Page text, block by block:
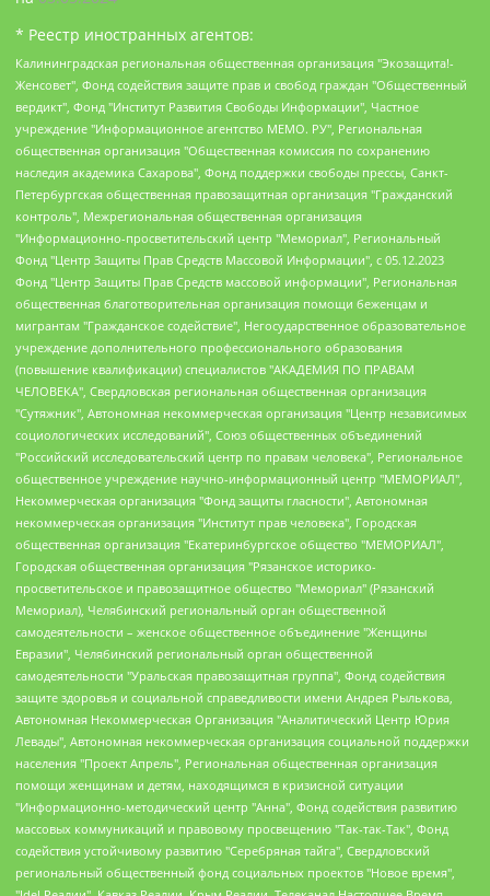
* Реестр иностранных агентов:
Калининградская региональная общественная организация "Экозащита!-Женсовет", Фонд содействия защите прав и свобод граждан "Общественный вердикт", Фонд "Институт Развития Свободы Информации", Частное учреждение "Информационное агентство МЕМО. РУ", Региональная общественная организация "Общественная комиссия по сохранению наследия академика Сахарова", Фонд поддержки свободы прессы, Санкт-Петербургская общественная правозащитная организация "Гражданский контроль", Межрегиональная общественная организация "Информационно-просветительский центр "Мемориал", Региональный Фонд "Центр Защиты Прав Средств Массовой Информации", с 05.12.2023 Фонд "Центр Защиты Прав Средств массовой информации", Региональная общественная благотворительная организация помощи беженцам и мигрантам "Гражданское содействие", Негосударственное образовательное учреждение дополнительного профессионального образования (повышение квалификации) специалистов "АКАДЕМИЯ ПО ПРАВАМ ЧЕЛОВЕКА", Свердловская региональная общественная организация "Сутяжник", Автономная некоммерческая организация "Центр независимых социологических исследований", Союз общественных объединений "Российский исследовательский центр по правам человека", Региональное общественное учреждение научно-информационный центр "МЕМОРИАЛ", Некоммерческая организация "Фонд защиты гласности", Автономная некоммерческая организация "Институт прав человека", Городская общественная организация "Екатеринбургское общество "МЕМОРИАЛ", Городская общественная организация "Рязанское историко-просветительское и правозащитное общество "Мемориал" (Рязанский Мемориал), Челябинский региональный орган общественной самодеятельности – женское общественное объединение "Женщины Евразии", Челябинский региональный орган общественной самодеятельности "Уральская правозащитная группа", Фонд содействия защите здоровья и социальной справедливости имени Андрея Рылькова, Автономная Некоммерческая Организация "Аналитический Центр Юрия Левады", Автономная некоммерческая организация социальной поддержки населения "Проект Апрель", Региональная общественная организация помощи женщинам и детям, находящимся в кризисной ситуации "Информационно-методический центр "Анна", Фонд содействия развитию массовых коммуникаций и правовому просвещению "Так-так-Так", Фонд содействия устойчивому развитию "Серебряная тайга", Свердловский региональный общественный фонд социальных проектов "Новое время", "Idel.Реалии", Кавказ.Реалии, Крым.Реалии, Телеканал Настоящее Время, Татаро-башкирская служба Радио Свобода (Azatliq Radiosi), Радио Свободная Европа/Радио Свобода (PCE/PC), "Сибирь.Реалии", "Фактограф", Благотворительный фонд помощи осужденным и их семьям, Автономная некоммерческая организация "Институт глобализации и социальных движений", Фонд "В защиту прав заключенных", Частное учреждение "Центр поддержки и содействия развитию средств массовой информации", Пензенский региональный общественный благотворительный фонд "Гражданский союз", "Север.Реалии", Некоммерческая организация Фонд "Правовая инициатива", Общество с ограниченной ответственностью "Радио Свободная Европа/Радио Свобода", Чешское информационное агентство "MEDIUM-ORIENT", Красноярская региональная общественная организация "Мы против СПИДа", Камалягин Денис Николаевич, Маркелов Сергей Евгеньевич, Пономарев Лев Александрович, Савицкая Людмила Алексеевна, Автономная некоммерческая организация "Центр по работе с проблемой насилия "НАСИЛИЮ.НЕТ", Межрегиональный профессиональный союз работников здравоохранения "Альянс врачей", Юридическое лицо, зарегистрированное в Латвийской Республике, SIA "Medusa Project" (регистрационный номер 40103797863, дата регистрации 10.06.2014), Некоммерческая организация "Фонд по борьбе с коррупцией", Автономная некоммерческая организация "Институт права и публичной политики", Баданин Роман Сергеевич, Гликин Максим Александрович, Железнова Мария Михайловна, Лукьянова Юлия Сергеевна, Маетная Елизавета Витальевна, Маняхин Петр Борисович, Чуракова Ольга Владимировна, Ярош Юлия Петровна, Юридическое лицо "The Insider SIA", зарегистрированное в Риге, Латвийская Республика (дата регистрации 26.06.2015), являющееся администратором доменного имени интернет-издания "The Insider SIA", https://theins.ru, Постернак Алексей Евгеньевич, Рубин Михаил Аркадьевич, Анин Роман Александрович, Юридическое лицо Istories fonds, зарегистрированное в Латвийской Республике (регистрационный номер 50008295751, дата регистрации 24.02.2020), Великовский Дмитрий Александрович, Долинина Ирина Николаевна, Мароховская Алеся Алексеевна, Шлейнов Роман Юрьевич, Шмагун Олеся Валентиновна, Общество с ограниченной ответственностью "Альтаир 2021", Общество с ограниченной ответственностью "Вега 2021", Общество с ограниченной ответственностью "Главный редактор 2021", Общество с ограниченной ответственностью "Ромашки монолит", Важенков Артем Валерьевич, Ивановская областная общественная организация "Центр гендерных исследований", Гурман Юрий Альбертович, Медиапроект "ОВД-Инфо", Егоров Владимир Владимирович, Жилинский Владимир Александрович, Общество с ограниченной ответственностью "ЗП", Иванова София Юрьевна, Карезина Инна Павловна, Кильтау Екатерина Викторовна, Петров Алексей Викторович, Пискунов Сергей Евгеньевич, Смирнов Сергей Сергеевич, Тихонов Михаил Сергеевич, Общество с ограниченной ответственностью "ЖУРНАЛИСТ-ИНОСТРАННЫЙ АГЕНТ", Арапова Галина Юрьевна, Вольтская Татьяна Анатольевна, Американская компания "Mason G.E.S. Anonymous Foundation" (США), являющаяся владельцем интернет-издания https://mnews.world/, Компания "Stichting Bellingcat", зарегистрированная в Нидерландах (дата регистрации 11.07.2018), Захаров Андрей Вячеславович, Клепиковская Екатерина Дмитриевна, Общество с ограниченной ответственностью "МЕМО", Перл Роман Александрович, Симонов Евгений Алексеевич, Соловьева Елена Анатольевна, Сотников Даниил Владимирович, Сурначева Елизавета Дмитриевна, Автономная некоммерческая организация по защите прав человека и информированию населения "Якутия – Наше Мнение", Общество с ограниченной ответственностью "Москоу диджитал медиа", с 26.01.2023 Общество с ограниченной ответственностью "Чайка Белые сады", Ветошкина Валерия Валерьевна, Заговора Максим Александрович, Межрегиональное общественное движение "Российская ЛГБТ - сеть", Оленичев Максим Владимирович, Павлов Иван Юрьевич, Скворцова Елена Сергеевна, Общество с ограниченной ответственностью "Как бы инагент", Кочетков Игорь Викторович, Общество с ограниченной ответственностью "Честные выборы", Еланчик Олег Александрович, Общество с ограниченной ответственностью "Нобелевский призыв", Гималова Регина Эмилевна, Григорьев Андрей Валерьевич, Григорьева Алина Александровна, Ассоциация по содействию защите прав призывников, альтернативнослужащих и военнослужащих "Правозащитная группа "Гражданин.Армия.Право", Хисамова Регина Фаритовна, Автономная некоммерческая организация по реализации социально-правовых программ "Лилит", Дальневосточное общественное движение "Маяк", Санкт-Петербургская ЛГБТ-инициативная группа "Выход", Инициативная группа ЛГБТ+ "Реверс", Алексеев Андрей Викторович, Бекбулатова Таисия Львовна, Беляев Иван Михайлович, Владыкина Елена Сергеевна, Гельман Марат Александрович, Никульшина Вероника Юрьевна, Толоконникова Надежда Андреевна, Шендерович Виктор Анатольевич, Общество с ограниченной ответственностью "Данное сообщение", Общество с ограниченной ответственностью Издательский дом "Новая глава", Айнбиндер Александра Александровна, Московский комьюнити-центр для ЛГБТ+инициатив, Благотворительный фонд развития филантропии, Deutsche Welle (Германия, Kurt-Schumacher-Strasse 3, 53113 Bonn), Борзунова Мария Михайловна, Воробьев Виктор Викторович, Голубева Анна Львовна, Константинова Алла Михайловна, Малкова Ирина Владимировна, Мурадов Мурад Абдулгалимович, Осетинская Елизавета Николаевна, Понасенков Евгений Николаевич, Ганапольский Матвей Юрьевич, Киселев Евгений Алексеевич, Борухович Ирина Григорьевна, Дремин Иван Тимофеевич, Дубровский Дмитрий Викторович, Красноярская региональная общественная организация поддержки и развития альтернативных образовательных технологий и межкультурных коммуникаций "ИНТЕРРА", Маяковская Екатерина Алексеевна, Фейгин Марк Захарович, Филимонов Андрей Викторович, Дзугкоева Регина Николаевна, Доброхотов Роман Александрович, Дудь Юрий Александрович, Елкин Сергей Владимирович, Кругликов Кирилл Игоревич, Сабунаева Мария Леонидовна, Семенов Алексей Владимирович, Шаинян Карен Багратович, Шульман Екатерина Михайловна, Асафьев Артур Валерьевич, Вахштайн Виктор Семенович, Венедиктов Алексей Алексеевич, Лушникова Екатерина Евгеньевна, Волков Леонид Михайлович, Невзоров Александр Глебович, Пархоменко Сергей Борисович, Сироткин Ярослав Николаевич, Кара-Мурза Владимир Владимирович, Баранова Наталья Владимировна, Гозман Леонид Яковлевич, Кагарлицкий Борис Юльевич, Климарев Михаил Валерьевич, Милов Владимир Станиславович, Автономная некоммерческая организация Краснодарский центр современного искусства "Типография", Моргенштерн Алишер Тагирович, Соболь Любовь Эдуардовна, Общество с ограниченной ответственностью "ЛИЗА НОРМ", Каспаров Гарри Кимович, Ходорковский Михаил Борисович, Общество с ограниченной ответственностью "Апрельские тезисы", Данилович Ирина Брониславовна, Кашин Олег Владимирович, Петров Николай Владимирович, Пивоваров Алексей Владимирович, Соколов Михаил Владимирович, Цветкова Юлия Владимировна, Чичваркин Евгений Александрович, Комитет против пыток/Команда против пыток, Общество с ограниченной ответственностью "Первый научный", Общество с ограниченной ответственностью "Вертолет и ко", Белоцерковская Вероника Борисовна, Кац Максим Евгеньевич, Лазарева Татьяна Юрьевна, Шаведдинов Руслан Табризович, Яшин Илья Валерьевич, Общество с ограниченной ответственностью "Иноагент ААВ", Алешковский Дмитрий Петрович, Альбац Евгения Марковна, Быков Дмитрий Львович, Галямина Юлия Евгеньевна, Лойко Сергей Леонидович, Мартынов Кирилл Константинович, Медведев Сергей Александрович, Крашенинников Федор Геннадиевич, Гордеева Катерина Вл